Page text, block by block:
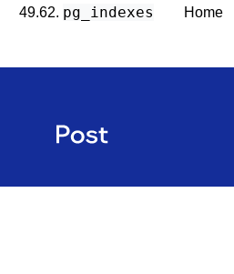
49.62. pg_indexes Home